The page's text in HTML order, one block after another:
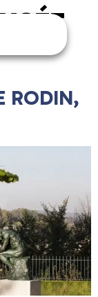
RODIN,